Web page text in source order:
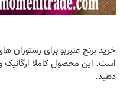
خرید برنج عنبربو برای رستوران
است. این محصول کاملا ارگانیک
دهید.